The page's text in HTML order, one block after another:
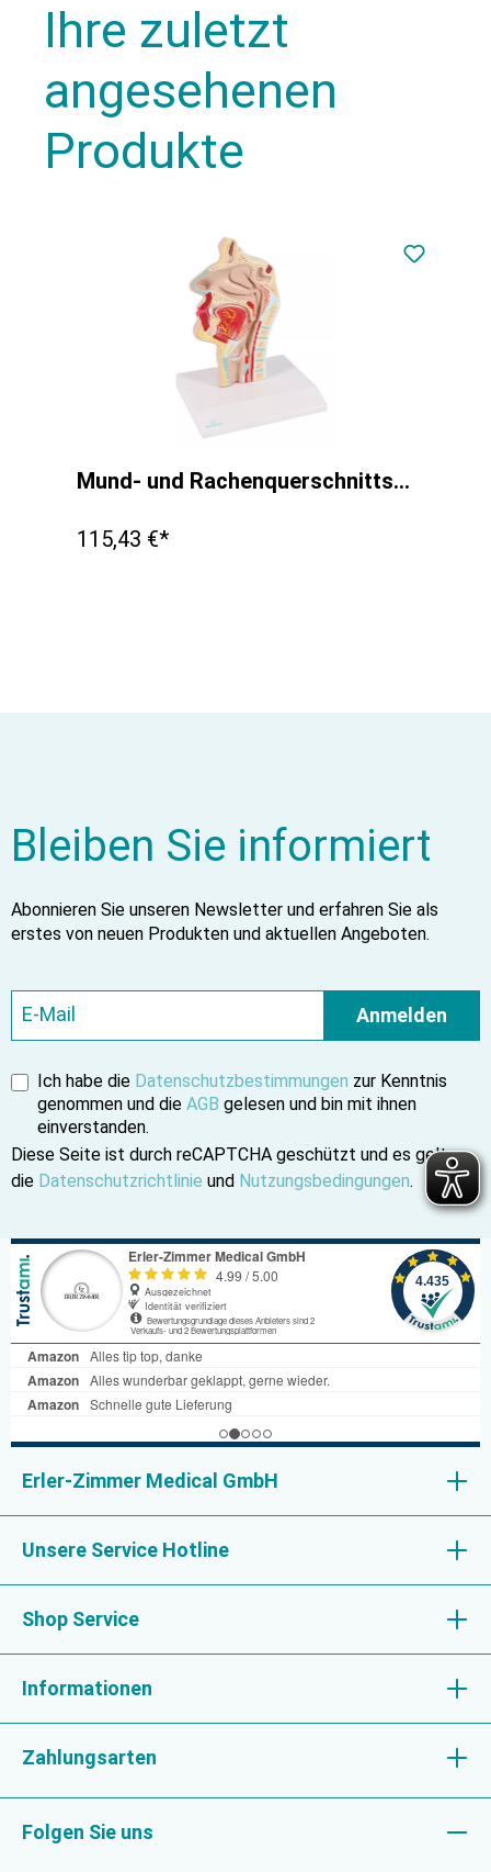
Ihre zuletzt
angesehenen
Produkte
Mund- und Rachenquerschnittsmodell
115,43 €*
Bleiben Sie informiert
Abonnieren Sie unseren Newsletter und erfahren Sie als
erstes von neuen Produkten und aktuellen Angeboten.
Anmelden
Ich habe die Datenschutzbestimmungen zur Kenntnis
genommen und die AGB gelesen und bin mit ihnen
einverstanden.
Diese Seite ist durch reCAPTCHA geschützt und es gelten
die Datenschutzrichtlinie und Nutzungsbedingungen.
Erler-Zimmer Medical GmbH
Unsere Service Hotline
Shop Service
Informationen
Zahlungsarten
Folgen Sie uns